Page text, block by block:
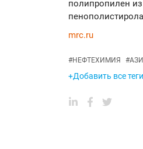
полипропилен
mrc.ru
#НЕФТЕХИМИЯ #
+Добавить все